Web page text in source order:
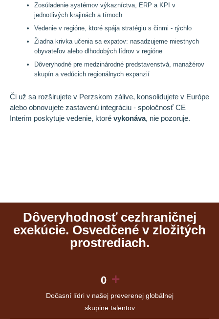
Zosúladenie systémov výkazníctva, ERP a KPI v
jednotlivých krajinách a tímoch
Vedenie v regióne, ktoré spája stratégiu s činmi - rýchlo
Žiadna krivka učenia sa expatov: nasadzujeme miestnych
obyvateľov alebo dlhodobých lídrov v regióne
Dôveryhodné pre medzinárodné predstavenstvá, manažérov
skupín a vedúcich regionálnych expanzií
Či už sa rozširujete v Perzskom zálive, konsolidujete v Európe
alebo obnovujete zastavenú integráciu - spoločnosť CE
Interim poskytuje vedenie, ktoré vykonáva, nie pozoruje.
Dôveryhodnosť cezhraničnej
exekúcie. Osvedčené v zložitých
prostrediach.
0 +
Dočasní lídri v našej preverenej globálnej
skupine talentov